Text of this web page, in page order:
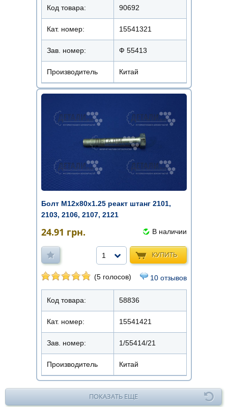
Код товара: 90692
Кат. номер: 15541321
Зав. номер: Ф 55413
Производитель Китай
Болт М12х80х1.25 реакт штанг 2101,
2103, 2106, 2107, 2121
24.91 грн. В наличии
КУПИТЬ
1
(5 голосов) 10 отзывов
Код товара: 58836
Кат. номер: 15541421
Зав. номер: 1/55414/21
Производитель Китай
ПОКАЗАТЬ ЕЩЕ